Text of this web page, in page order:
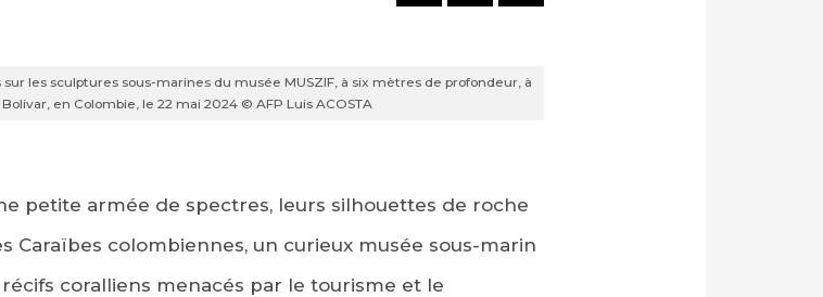
les sculptures sous-marines du musée MUSZIF, à six mètres de profondeur, à
en Colombie, le 22 mai 2024 © AFP Luis ACOSTA
petite armée de spectres, leurs silhouettes de roche
Caraïbes colombiennes, un curieux musée sous-marin
coralliens menacés par le tourisme et le